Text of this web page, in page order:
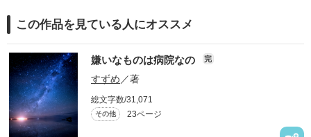
この作品を見ている人にオススメ
嫌いなものは病院なの 完
すずめ ／著
総文字数/31,071
その他 23ページ